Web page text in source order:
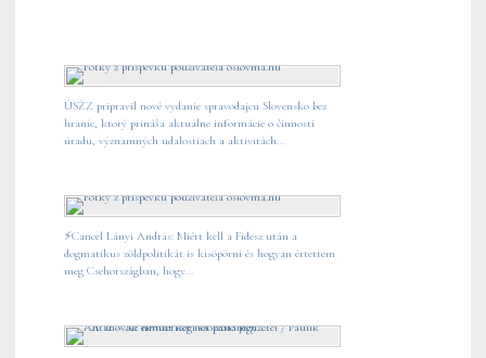
ÚSŽZ pripravil nové vydanie spravodajcu Slovensko bez
hraníc, ktorý prináša aktuálne informácie o činnosti
úradu, významných udalostiach a aktivitách...
⚡️Cancel Lányi András: Miért kell a Fidesz után a
dogmatikus zöldpolitikát is kisöpörni és hogyan értettem
meg Csehországban, hogy...